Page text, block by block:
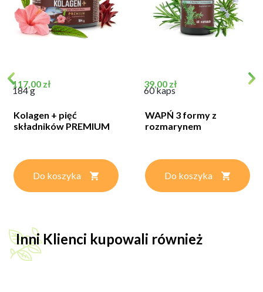
Cena
117,00 zł
184 g
Kolagen + pięć
składników PREMIUM
Do koszyka
Cena
39,00 zł
60 kaps
WAPŃ 3 formy z
rozmarynem
Do koszyka
Inni Klienci kupowali również